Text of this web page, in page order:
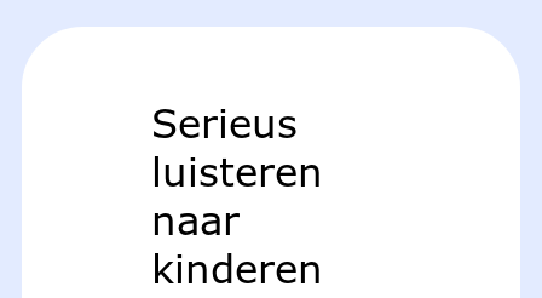
Serieus
luisteren
naar
kinderen